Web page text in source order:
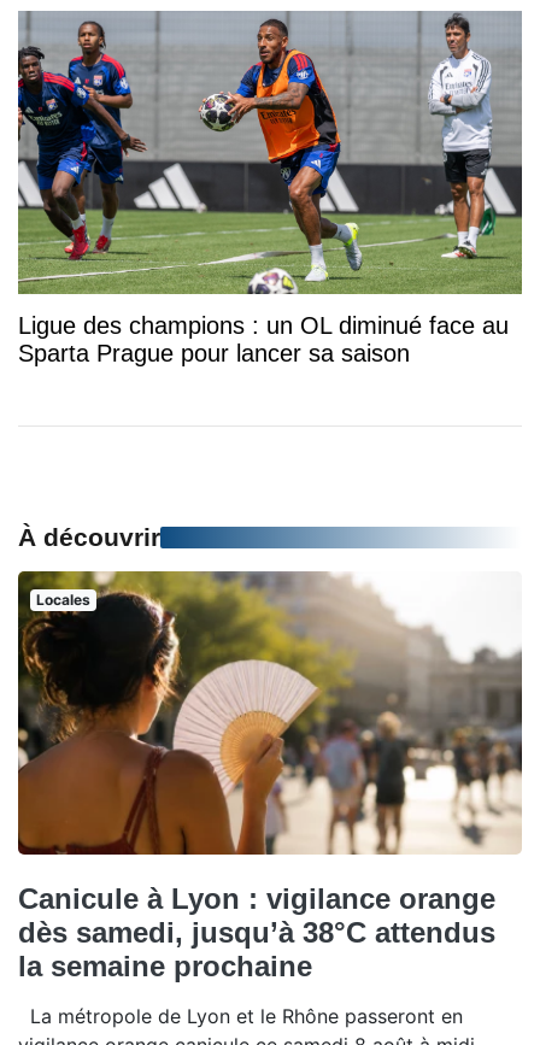
Ligue des champions : un OL diminué face au
Sparta Prague pour lancer sa saison
À découvrir
Locales
Canicule à Lyon : vigilance orange
dès samedi, jusqu’à 38°C attendus
la semaine prochaine
La métropole de Lyon et le Rhône passeront en